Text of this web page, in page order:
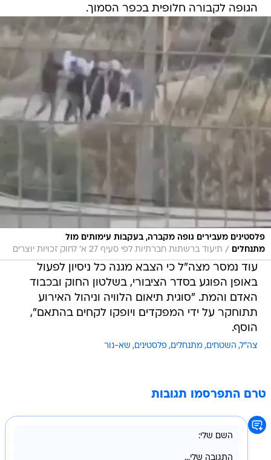
הגופה לקבורה חלופית בכפר הסמוך.
פלסטינים מעבירים גופה מקברה, בעקבות עימותים מול
מתנחלים
/ תיעוד ברשתות חברתיות לפי סעיף 27 א' לחוק זכויות יוצרים
עוד נמסר מצה"ל כי הצבא מגנה כל ניסיון לפעול
באופן הפוגע בסדר הציבורי, בשלטון החוק ובכבוד
האדם והמת. "סוגית תיאום הלוויה וניהול האירוע
תתוחקר על ידי המפקדים ויופקו לקחים בהתאם",
הוסף.
צה"ל השטחים מתנחלים פלסטינים שא-נור
טרם התפרסמו תגובות